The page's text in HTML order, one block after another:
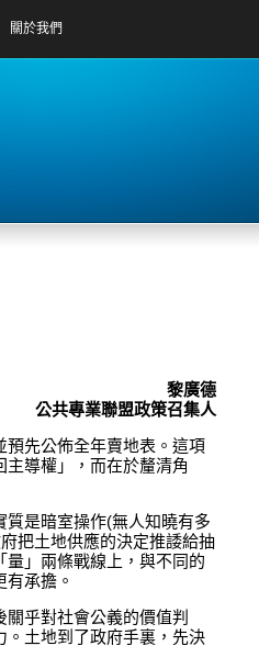
關於我們
黎廣德
公共專業聯盟政策召集人
預先公佈全年賣地表。這項
導權」，而在於釐清角
是暗室操作(無人知曉有多
把土地供應的決定推諉給抽
」兩條戰線上，與不同的
承擔。
乎對社會公義的價值判
。土地到了政府手裏，先決